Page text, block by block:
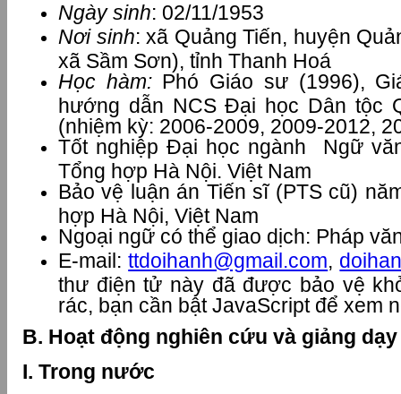
Ngày sinh: 02/11/1953
Nơi sinh: xã Quảng Tiến, huyện
xã Sầm Sơn), tỉnh Thanh Hoá
Học hàm: Phó Giáo sư (1996),
hướng dẫn NCS Đại học Dân tộc
(nhiệm kỳ: 2006-2009, 2009-2012,
Tốt nghiệp Đại học ngành Ngữ
Tổng hợp Hà Nội. Việt Nam
Bảo vệ luận án Tiến sĩ (PTS cũ)
hợp Hà Nội, Việt Nam
Ngoại ngữ có thể giao dịch: Pháp
E-mail:ttdoihanh@gmail.com,
thư điện tử này đã được bảo vệ
rác, bạn cần bật JavaScript để xem
B. Hoạt động nghiên cứu và giảng dạy
I. Trong nước